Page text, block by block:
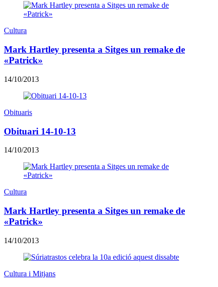
Cultura
Mark Hartley presenta a Sitges un remake de
«Patrick»
14/10/2013
Obituaris
Obituari 14-10-13
14/10/2013
Cultura
Mark Hartley presenta a Sitges un remake de
«Patrick»
14/10/2013
Cultura i Mitjans